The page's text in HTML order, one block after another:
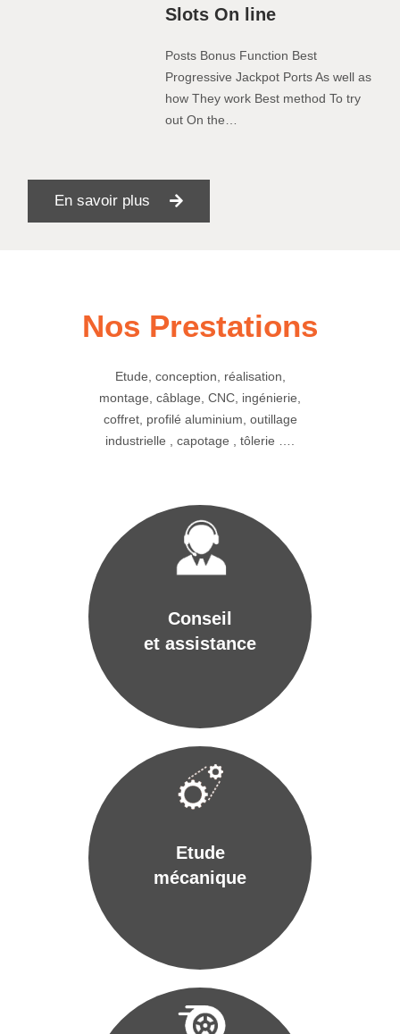
Slots On line
Posts Bonus Function Best
Progressive Jackpot Ports As well as
how They work Best method To try
out On the…
En savoir plus
Nos Prestations
Etude, conception, réalisation,
montage, câblage, CNC, ingénierie,
coffret, profilé aluminium, outillage
industrielle , capotage , tôlerie ….
Conseil
et assistance
Etude
mécanique